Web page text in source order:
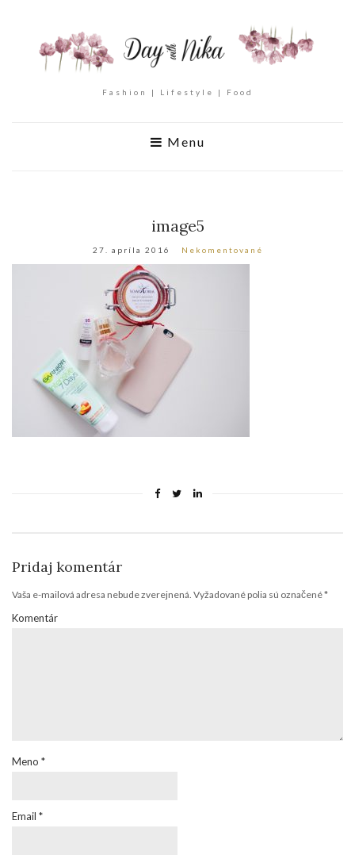
Fashion | Lifestyle | Food
Menu
image5
27. apríla 2016 Nekomentované
Pridaj komentár
Vaša e-mailová adresa nebude zverejnená. Vyžadované polia sú označené*
Komentár
Meno *
Email *